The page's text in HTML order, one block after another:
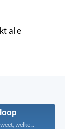
alle
welke...